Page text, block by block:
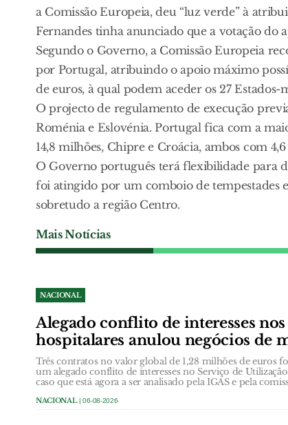
a Comissão Europeia, deu “luz verde” à
Fernandes tinha anunciado que a votação do
Segundo o Governo, a Comissão Europeia
por Portugal, atribuindo o apoio máximo
de euros, à qual podem aceder os 27 Estados-
O projecto de regulamento de execução
Roménia e Eslovénia. Portugal fica com a
14,8 milhões, Chipre e Croácia, ambos com
O Governo português terá flexibilidade para
foi atingido por um comboio de tempestades
sobretudo a região Centro.
Mais Notícias
NACIONAL
Alegado conflito de interesses
hospitalares anulou negócios de
Três contratos no valor global de 1,28 milhões de euros
um alegado conflito de interesses no Serviço de
caso que está agora a ser analisado pela IGAS e pela
NACIONAL| 06-08-2026